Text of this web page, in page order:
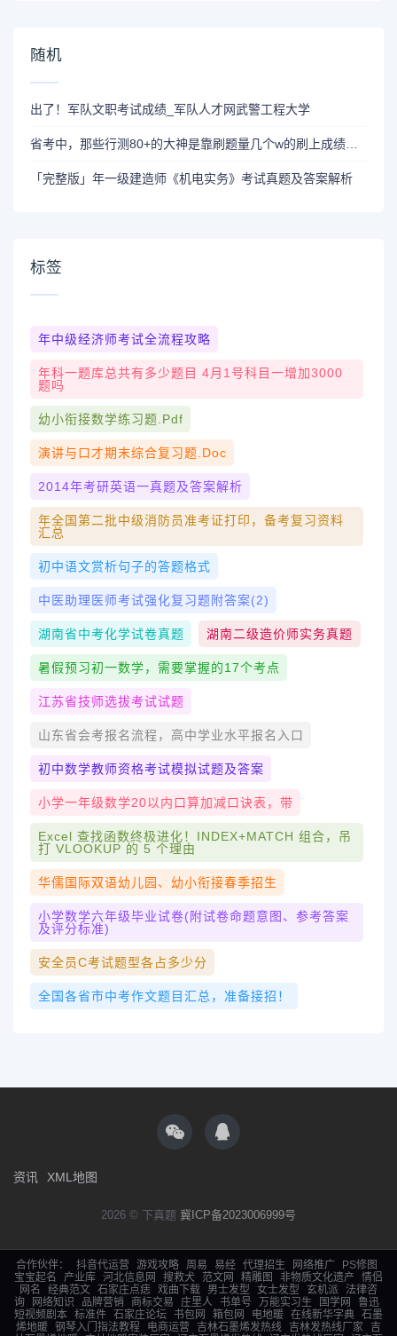
随机
出了！军队文职考试成绩_军队人才网武警工程大学
「完整版」年一级建造师《机电实务》考试真题及答案解析
标签
年中级经济师考试全流程攻略
年科一题库总共有多少题目 4月1号科目一增加3000
题吗
幼小衔接数学练习题.pdf
演讲与口才期末综合复习题.doc
2014年考研英语一真题及答案解析
年全国第二批中级消防员准考证打印，备考复习资料
汇总
初中语文赏析句子的答题格式
中医助理医师考试强化复习题附答案(2)
湖南省中考化学试卷真题 湖南二级造价师实务真题
暑假预习初一数学，需要掌握的17个考点
江苏省技师选拔考试试题
山东省会考报名流程，高中学业水平报名入口
初中数学教师资格考试模拟试题及答案
小学一年级数学20以内口算加减口诀表，带
Excel 查找函数终极进化！INDEX+MATCH 组合，吊
打 VLOOKUP 的 5 个理由
华儒国际双语幼儿园、幼小衔接春季招生
小学数学六年级毕业试卷(附试卷命题意图、参考答案
及评分标准)
安全员c考试题型各占多少分
全国各省市中考作文题目汇总，准备接招！
资讯 XML地图
2026 © 下真题 冀ICP备2023006999号
合作伙伴： 抖音代运营 游戏攻略 周易 易经 代理招生 网络推广
PS修图
宝宝起名
产业库 河北信息网 搜救犬 范文网 精雕图 非物质文化遗产
情侣
网名
经典范文 石家庄点痣 戏曲下载 男士发型 女士发型 玄机派
法律咨
询
网络知识 品牌营销 商标交易 庄里人 书单号 万能实习生 国学网
鲁迅
短视频剧本 标准件 石家庄论坛 书包网 箱包网 电地暖 在线新华字典 石墨
烯地暖 钢琴入门指法教程 电商运营 吉林石墨烯发热线 吉林发热线厂家
吉